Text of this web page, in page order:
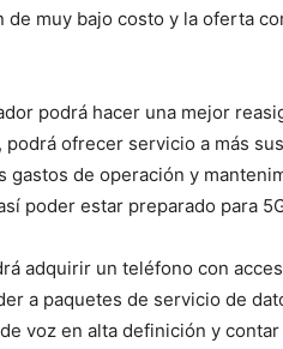
muy bajo costo y la oferta
podrá hacer una mejor
ofrecer servicio a más
gastos de operación y
poder estar preparado para
adquirir un teléfono con
a paquetes de servicio de
voz en alta definición y